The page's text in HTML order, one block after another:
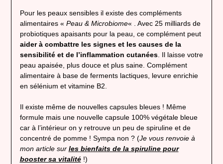
Pour les peaux sensibles il existe des compléments
alimentaires « Peau & Microbiome« . Avec 25 milliards de
probiotiques apaisants pour la peau, ce complément peut
aider à combattre les signes et les causes de la
sensibilité et de l’inflammation cutanées. Il laisse votre
peau apaisée, plus douce et plus saine. Complément
alimentaire à base de ferments lactiques, levure enrichie
en sélénium et vitamine B2.
Il existe même de nouvelles capsules bleues ! Même
formule mais une nouvelle capsule 100% végétale bleue
car à l’intérieur on y retrouve un peu de spiruline et de
concentré de pomme ! Sympa non ? (Je vous renvoie à
mon article sur les bienfaits de la spiruline pour
booster sa vitalité!)